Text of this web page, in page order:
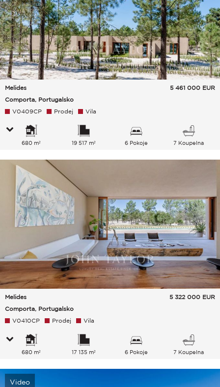
Melides
Comporta, Portugalsko
5 461 000 EUR
V0409CP Prodej Vila
680 m² 19 517 m² 6 Pokoje 7 Koupelna
Melides
Comporta, Portugalsko
5 322 000 EUR
V0410CP Prodej Vila
680 m² 17 135 m² 6 Pokoje 7 Koupelna
Video